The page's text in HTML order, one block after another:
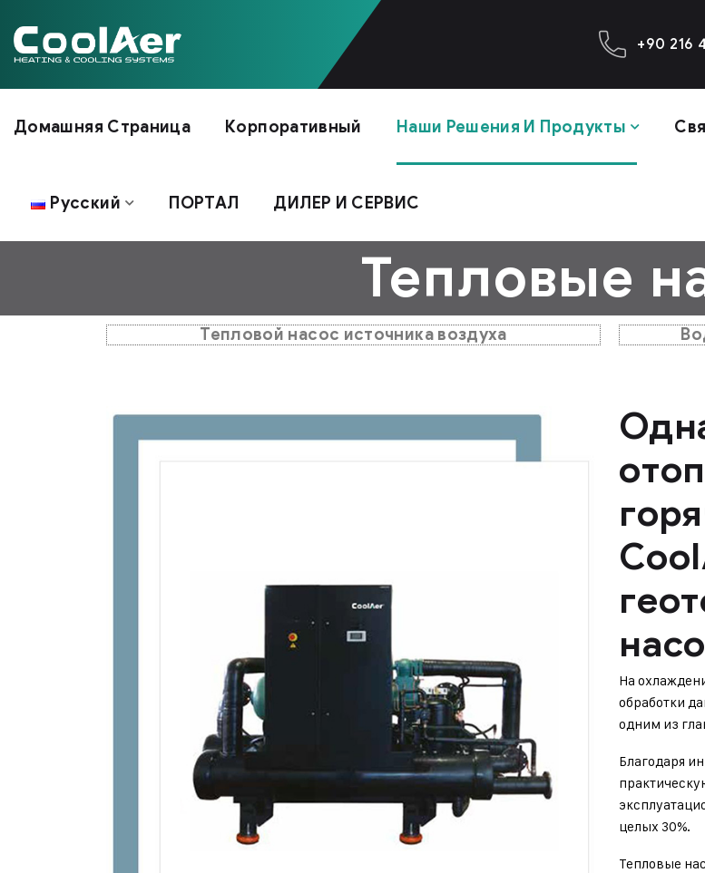
+90 216
Домашняя Страница Корпоративный Наши Решения И Продукты
Русский ПОРТАЛ ДИЛЕР И СЕРВИС
Тепловые
Тепловой насос источника воздуха
На
обработки
одним из
Благодаря
целых 30%.
Тепловые